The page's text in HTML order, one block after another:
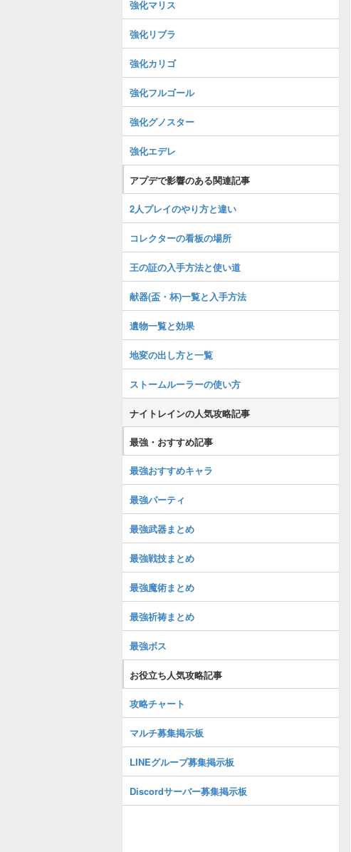
強化マリス
強化リブラ
強化カリゴ
強化フルゴール
強化グノスター
強化エデレ
アプデで影響のある関連記事
2人プレイのやり方と違い
コレクターの看板の場所
王の証の入手方法と使い道
献器(盃・杯)一覧と入手方法
遺物一覧と効果
地変の出し方と一覧
ストームルーラーの使い方
ナイトレインの人気攻略記事
最強・おすすめ記事
最強おすすめキャラ
最強パーティ
最強武器まとめ
最強戦技まとめ
最強魔術まとめ
最強祈祷まとめ
最強ボス
お役立ち人気攻略記事
攻略チャート
マルチ募集掲示板
LINEグループ募集掲示板
Discordサーバー募集掲示板